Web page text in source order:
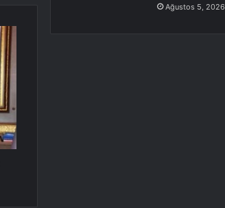
Ağustos 5, 2026